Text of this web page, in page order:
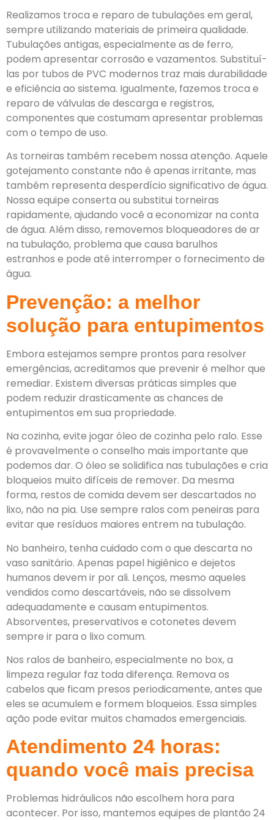
Realizamos troca e reparo de tubulações em geral,
sempre utilizando materiais de primeira qualidade.
Tubulações antigas, especialmente as de ferro,
podem apresentar corrosão e vazamentos. Substituí-
las por tubos de PVC modernos traz mais durabilidade
e eficiência ao sistema. Igualmente, fazemos troca e
reparo de válvulas de descarga e registros,
componentes que costumam apresentar problemas
com o tempo de uso.
As torneiras também recebem nossa atenção. Aquele
gotejamento constante não é apenas irritante, mas
também representa desperdício significativo de água.
Nossa equipe conserta ou substitui torneiras
rapidamente, ajudando você a economizar na conta
de água. Além disso, removemos bloqueadores de ar
na tubulação, problema que causa barulhos
estranhos e pode até interromper o fornecimento de
água.
Prevenção: a melhor
solução para entupimentos
Embora estejamos sempre prontos para resolver
emergências, acreditamos que prevenir é melhor que
remediar. Existem diversas práticas simples que
podem reduzir drasticamente as chances de
entupimentos em sua propriedade.
Na cozinha, evite jogar óleo de cozinha pelo ralo. Esse
é provavelmente o conselho mais importante que
podemos dar. O óleo se solidifica nas tubulações e cria
bloqueios muito difíceis de remover. Da mesma
forma, restos de comida devem ser descartados no
lixo, não na pia. Use sempre ralos com peneiras para
evitar que resíduos maiores entrem na tubulação.
No banheiro, tenha cuidado com o que descarta no
vaso sanitário. Apenas papel higiênico e dejetos
humanos devem ir por ali. Lenços, mesmo aqueles
vendidos como descartáveis, não se dissolvem
adequadamente e causam entupimentos.
Absorventes, preservativos e cotonetes devem
sempre ir para o lixo comum.
Nos ralos de banheiro, especialmente no box, a
limpeza regular faz toda diferença. Remova os
cabelos que ficam presos periodicamente, antes que
eles se acumulem e formem bloqueios. Essa simples
ação pode evitar muitos chamados emergenciais.
Atendimento 24 horas:
quando você mais precisa
Problemas hidráulicos não escolhem hora para
acontecer. Por isso, mantemos equipes de plantão 24